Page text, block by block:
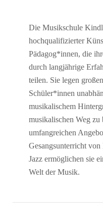
Die Musikschule
hochqualifizierter
Pädagog*innen, die
durch langjährige
teilen. Sie legen
Schüler*innen
musikalischem
musikalischen Weg
umfangreichen
Gesangsunterricht
Jazz ermöglichen sie
Welt der Musik.